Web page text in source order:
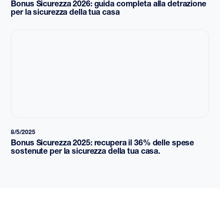
Bonus Sicurezza 2026: guida completa alla detrazione
per la sicurezza della tua casa
8/5/2025
Bonus Sicurezza 2025: recupera il 36% delle spese
sostenute per la sicurezza della tua casa.